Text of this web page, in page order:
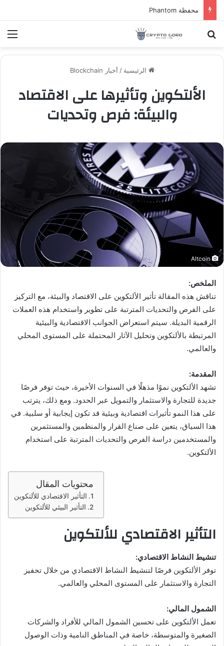
محفظة Phantom
بحث عن
الرئيسية / أخبار Blockchain
الألتكوين وتأثيرها على الاقتصاد
والبيئة: فرص وتحديات
Altcoin
الملخص:
تناقش هذه المقالة تأثير الألتكوين على الاقتصاد والبيئة، مع التركيز
على الفرص والتحديات المترتبة على تطوير واستخدام هذه العملات
الرقمية البديلة. سيتم استعراض الجوانب الاقتصادية والبيئية
المرتبطة بالألتكوين وتحليل الآثار المحتملة على المستوى المحلي
والعالمي.
المقدمة:
تشهد الألتكوين نموًا مذهلًا في السنوات الأخيرة، حيث توفر فرصًا
جديدة للتجارة والاستثمار والتمويل عبر الحدود. ومع ذلك، يترتب
على هذا النمو تأثيرات اقتصادية وبيئية قد تكون إيجابية أو سلبية. في
هذا السياق، يتعين على صناع القرار والمنظمين والمستثمرين
والمستخدمين دراسة الفرص والتحديات المترتبة على استخدام
الألتكوين.
محتويات المقال
التأثير الاقتصادي للألتكوين
التأثير البيئي للألتكوين
التأثير الاقتصادي للألتكوين
تنشيط النشاط الاقتصادي:
توفر الألتكوين فرصًا لتنشيط النشاط الاقتصادي من خلال تحفيز
التجارة والاستثمار على المستوى المحلي والعالمي.
الشمول المالي:
تعمل الألتكوين على تحسين الشمول المالي للأفراد والشركات
الصغيرة والمتوسطة، خاصة في المناطق النامية وذات الوصول